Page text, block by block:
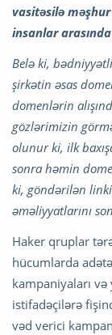
vasitəsilə
insanlar
Belə ki,
şirkətin əsas
domenlərin
gözlərimizin
olunur ki, ilk
sonra həmin
ki, göndərilən
əməliyyatlarını
Haker qruplar
hücumlarda
kampaniyaları və
istifadəçilərə
vəd verici